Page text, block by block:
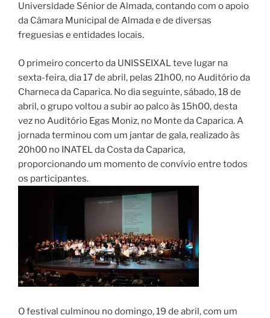
Universidade Sénior de Almada, contando com o apoio
da Câmara Municipal de Almada e de diversas
freguesias e entidades locais.
O primeiro concerto da UNISSEIXAL teve lugar na
sexta-feira, dia 17 de abril, pelas 21h00, no Auditório da
Charneca da Caparica. No dia seguinte, sábado, 18 de
abril, o grupo voltou a subir ao palco às 15h00, desta
vez no Auditório Egas Moniz, no Monte da Caparica. A
jornada terminou com um jantar de gala, realizado às
20h00 no INATEL da Costa da Caparica,
proporcionando um momento de convívio entre todos
os participantes.
O festival culminou no domingo, 19 de abril, com um